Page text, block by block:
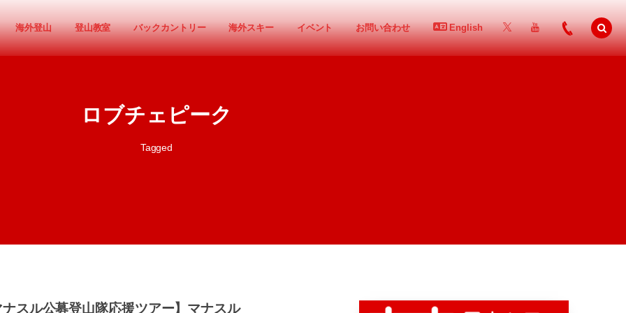
海外登山 登山教室 バックカントリー 海外スキー イベント お問い合わせ English
ロブチェピーク
Tagged
スル公募登山隊応援ツアー】マナスル